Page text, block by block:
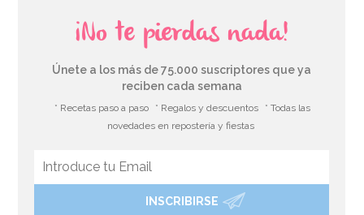
Estambres finos borgoña
¡No te pierdas nada!
Únete a los más de 75.000 suscriptores que ya
reciben cada semana
* Recetas paso a paso * Regalos y descuentos
* Todas las
novedades en repostería y fiestas
INSCRIBIRSE